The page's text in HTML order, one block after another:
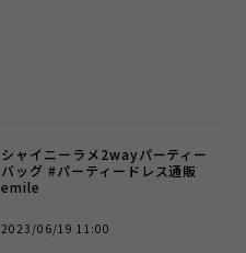
シャイニーラメ2wayパーティー
バッグ #パーティードレス通販
emile
2023/06/19 11:00